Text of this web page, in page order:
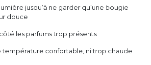
jusqu’à ne garder qu’une bougie
douce
les parfums trop présents
température confortable, ni trop chaude